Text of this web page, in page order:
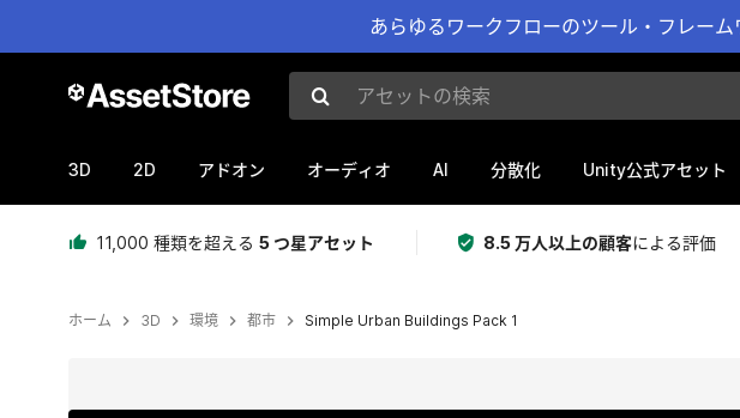
あらゆるワークフローのツール・フレー
アセットの検索
3D 2D アドオン オーディオ AI 分散化 Unity公式アセット
11,000 種類を超える 5 つ星アセット 8.5 万人以上の顧客による評価
ホーム 3D 環境 都市 Simple Urban Buildings Pack 1